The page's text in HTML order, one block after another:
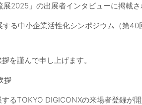
展2025」の出展者インタビューに掲載さ
する中小企業活性化シンポジウム（第
を謹んで申し上げます。
拶
るTOKYO DIGICONXの来場者登録が開